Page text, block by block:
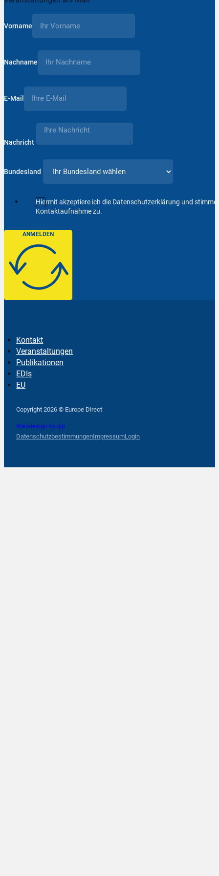
Vorname
Nachname
E-Mail
Nachricht
Bundesland
Hiermit akzeptiere ich die Datenschutzerklärung und
Kontaktaufnahme zu.
ANMELDEN
Kontakt
Veranstaltungen
Publikationen
EDIs
EU
Copyright 2026 © Europe Direct
Webdesign by qlp
DatenschutzbestimmungenImpressumLogin